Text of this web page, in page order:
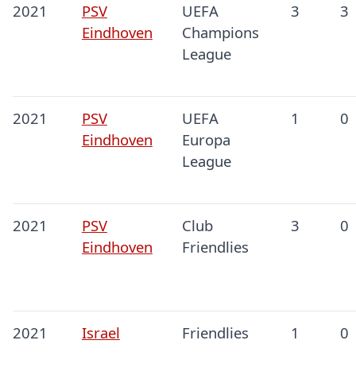
2021
PSV
Eindhoven
UEFA
Champions
League
3 3
2021
PSV
Eindhoven
UEFA
Europa
League
1 0
2021
PSV
Eindhoven
Club
Friendlies
3 0
2021 Israel Friendlies 1 0